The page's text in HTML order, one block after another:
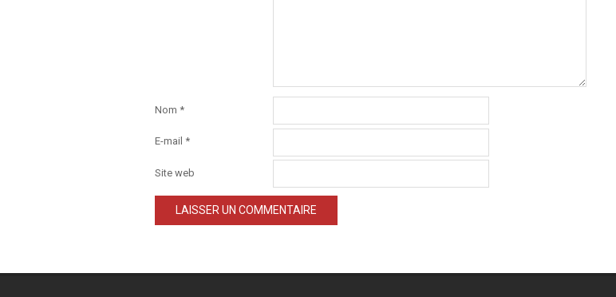
Nom *
E-mail *
Site web